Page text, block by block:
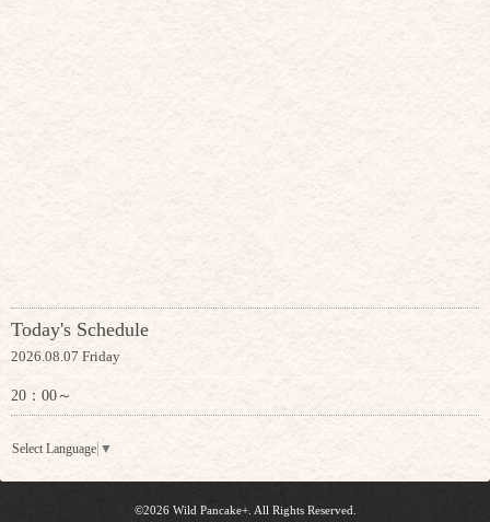
Today's Schedule
2026.08.07 Friday
20：00～
Select Language ▼
©2026 Wild Pancake+. All Rights Reserved.